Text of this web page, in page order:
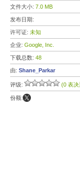
文件大小: 7.0 MB
发布日期:
许可证: 未知
企业: Google, Inc.
下载总数: 48
由: Shane_Parkar
评级: (0 表决
份额: